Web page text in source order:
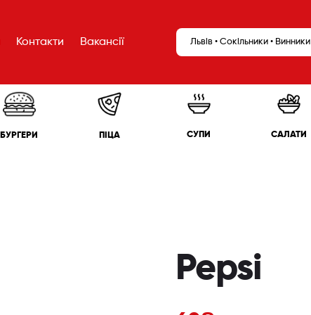
Контакти Вакансії Львів • Сокільники • Винники
БУРГЕРИ ПІЦА СУПИ САЛАТИ
Pepsi